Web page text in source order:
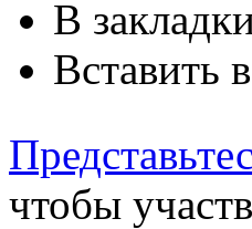
В
Вставить
чтобы